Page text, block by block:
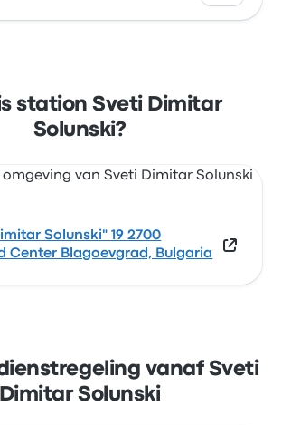
Bulgaria. Bekijk de
deze bushalte in Blagoëvgrad op
station Sveti Dimitar
Solunski?
Solunski" 19 2700
Center Blagoevgrad, Bulgaria
vanaf Sveti
Dimitar Solunski